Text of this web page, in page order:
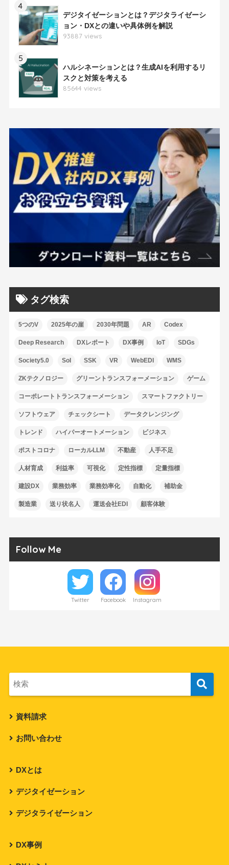
4
デジタイゼーションとは？デジタライゼーシ
ョン・DXとの違いや具体例を解説
93887 views
5
ハルシネーションとは？生成AIを利用するリ
スクと対策を考える
85644 views
タグ検索
5つのV 2025年の崖 2030年問題 AR Codex
Deep Research DXレポート DX事例 IoT SDGs
Society5.0 SoI SSK VR WebEDI WMS
ZKテクノロジー グリーントランスフォーメーション ゲーム
コーポレートトランスフォーメーション スマートファクトリー
ソフトウェア チェックシート データクレンジング
トレンド ハイパーオートメーション ビジネス
ポストコロナ ローカルLLM 不動産 人手不足
人材育成 利益率 可視化 定性指標 定量指標
建設DX 業務効率 業務効率化 自動化 補助金
製造業 送り状名人 運送会社EDI 顧客体験
Follow Me
Twitter Facebook Instagram
資料請求
お問い合わせ
DXとは
デジタイゼーション
デジタライゼーション
DX事例